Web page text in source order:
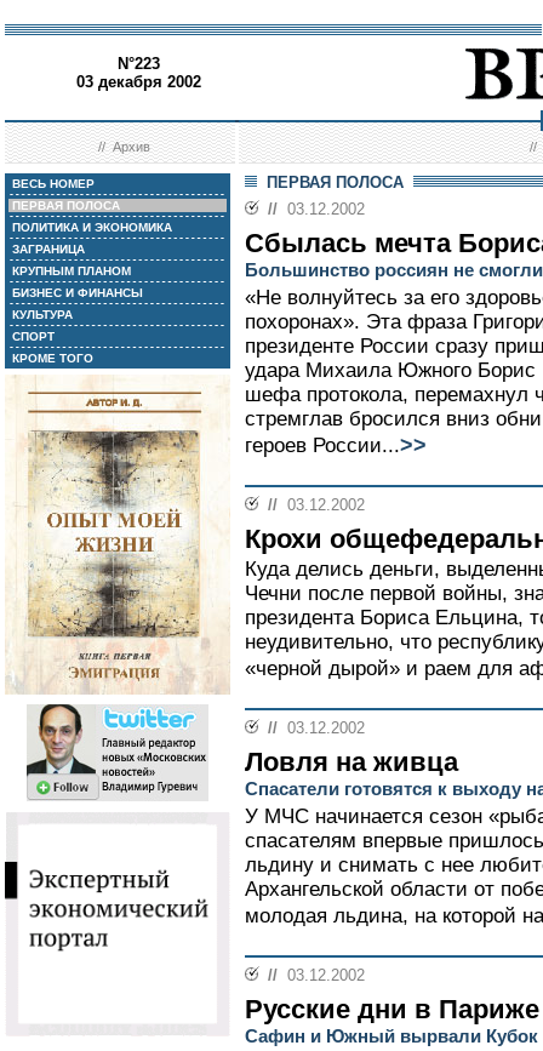
N°223
03 декабря 2002
//Архив //
ВЕСЬ НОМЕР
ПЕРВАЯ ПОЛОСА
ПОЛИТИКА И ЭКОНОМИКА
ЗАГРАНИЦА
КРУПНЫМ ПЛАНОМ
БИЗНЕС И ФИНАНСЫ
КУЛЬТУРА
СПОРТ
КРОМЕ ТОГО
ПЕРВАЯ ПОЛОСА
// 03.12.2002
Сбылась мечта
Большинство россиян не
«Не волнуйтесь за его
похоронах». Эта фраза
президенте России сразу
удара Михаила Южного
шефа протокола, перемахнул
стремглав бросился вниз
героев России...>>
// 03.12.2002
Крохи
Куда делись деньги,
Чечни после первой войны,
президента Бориса Ельцина,
неудивительно, что
«черной дырой» и раем для
// 03.12.2002
Ловля на живца
Спасатели готовятся к выходу
У МЧС начинается сезон
спасателям впервые
льдину и снимать с нее
Архангельской области от
молодая льдина, на которой
// 03.12.2002
Русские дни в Париже
Сафин и Южный вырвали Кубок